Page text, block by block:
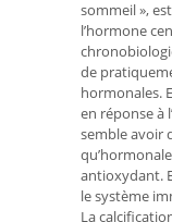
sommeil »,
l’hormone
de
hormonales.
en réponse à
semble avoir
antioxydant.
le système
La